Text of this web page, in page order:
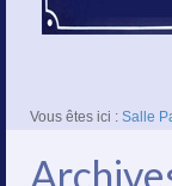
Vous êtes ici : Salle